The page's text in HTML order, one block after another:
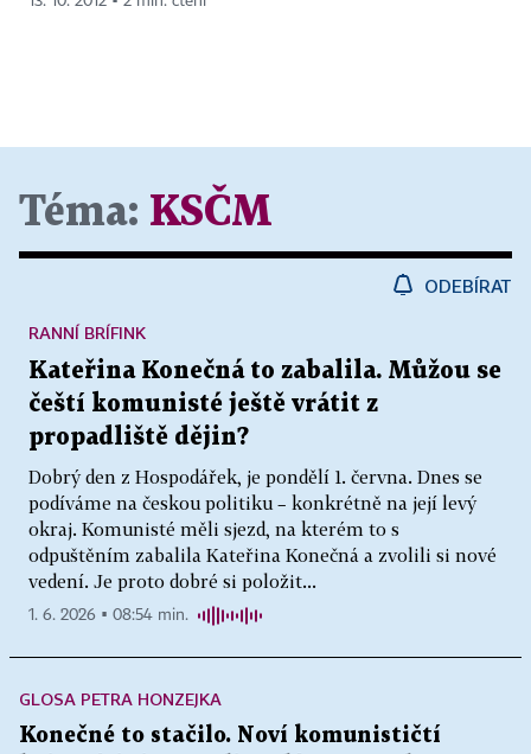
Téma: KSČM
ODEBÍRAT
Kateřina Konečná to zabalila. Můžou se
čeští komunisté ještě vrátit z
propadliště dějin?
Dobrý den z Hospodářek, je pondělí 1. června. Dnes se
podíváme na českou politiku – konkrétně na její levý
okraj. Komunisté měli sjezd, na kterém to s
odpuštěním zabalila Kateřina Konečná a zvolili si nové
vedení. Je proto dobré si položit...
RANNÍ BRÍFINK
1. 6. 2026 ▪ 08:54 min.
GLOSA PETRA HONZEJKA
Konečné to stačilo. Noví komunističtí